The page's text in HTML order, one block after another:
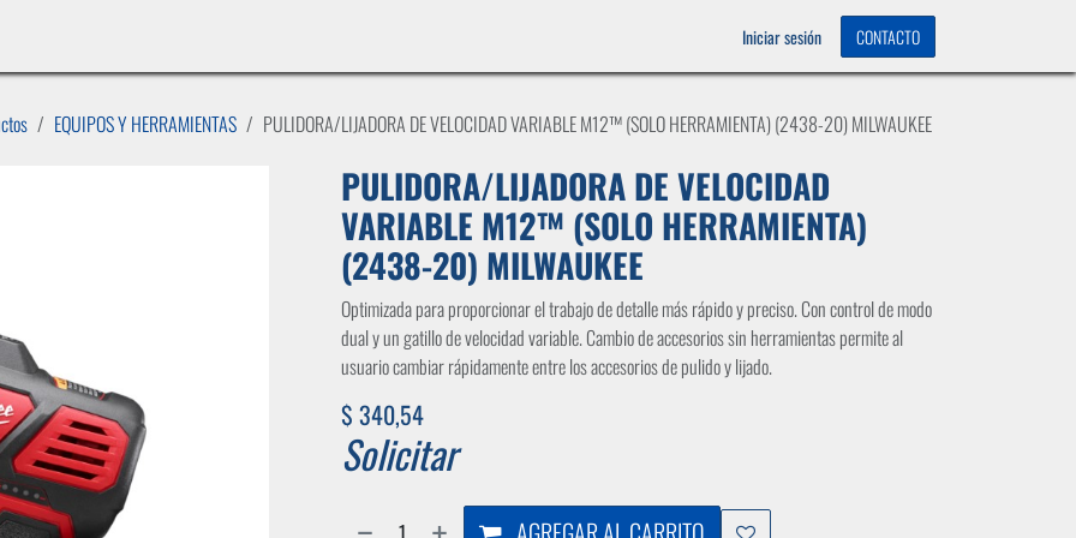
Iniciar sesión CONTACTO
EQUIPOS Y HERRAMIENTAS PULIDORA/LIJADORA DE VELOCIDAD VARIABLE M12™ (SOLO HERRAMIENTA) (2438-20) MILWAUKEE
PULIDORA/LIJADORA DE VELOCIDAD
VARIABLE M12™ (SOLO HERRAMIENTA)
(2438-20) MILWAUKEE
Optimizada para proporcionar el trabajo de detalle más rápido y preciso. Con control de modo
dual y un gatillo de velocidad variable. Cambio de accesorios sin herramientas permite al
usuario cambiar rápidamente entre los accesorios de pulido y lijado.
$ 340,54
Solicitar